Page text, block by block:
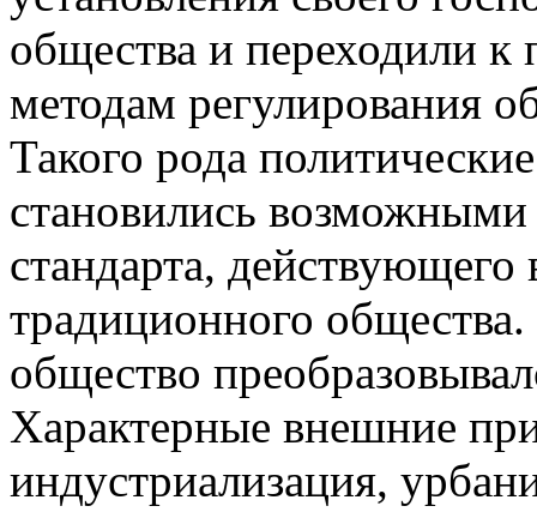
общества и переходили
методам регулирования
Такого рода
становились
стандарта, действующего
традиционного
общество
Характерные внешние
индустриализация,